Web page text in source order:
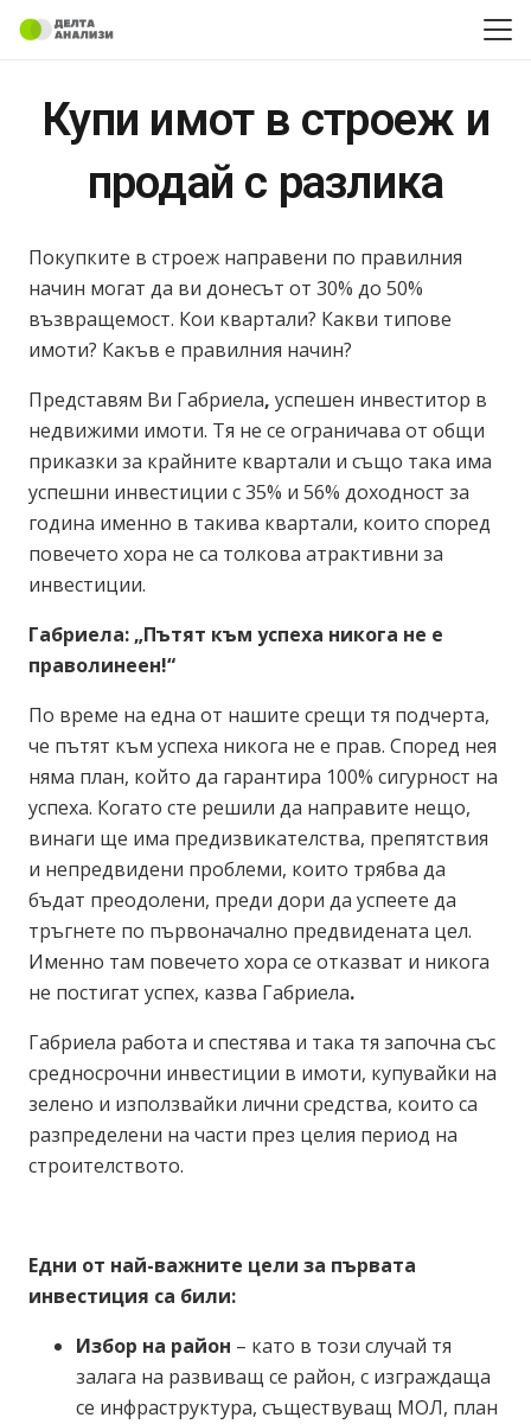
Купи имот в строеж и
продай с разлика
Покупките в строеж направени по правилния
начин могат да ви донесът от 30% до 50%
възвращемост. Кои квартали? Какви типове
имоти? Какъв е правилния начин?
Представям Ви Габриела, успешен инвеститор в
недвижими имоти. Тя не се ограничава от общи
приказки за крайните квартали и също така има
успешни инвестиции с 35% и 56% доходност за
година именно в такива квартали, които според
повечето хора не са толкова атрактивни за
инвестиции.
Габриела: „Пътят към успеха никога не е
праволинеен!“
По време на една от нашите срещи тя подчерта,
че пътят към успеха никога не е прав. Според нея
няма план, който да гарантира 100% сигурност на
успеха. Когато сте решили да направите нещо,
винаги ще има предизвикателства, препятствия
и непредвидени проблеми, които трябва да
бъдат преодолени, преди дори да успеете да
тръгнете по първоначално предвидената цел.
Именно там повечето хора се отказват и никога
не постигат успех, казва Габриела.
Габриела работа и спестява и така тя започна със
средносрочни инвестиции в имоти, купувайки на
зелено и използвайки лични средства, които са
разпределени на части през целия период на
строителството.
Едни от най-важните цели за първата
инвестиция са били:
Избор на район – като в този случай тя
залага на развиващ се район, с изграждаща
се инфраструктура, съществуващ МОЛ, план